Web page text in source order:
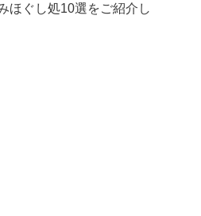
ほぐし処10選をご紹介し